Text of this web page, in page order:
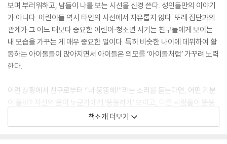
보며 부러워하고, 남들이 나를 보는 시선을 신경 쓴다. 성인들만의 이야기
가 아니다. 어린이들 역시 타인의 시선에서 자유롭지 않다. 또래 집단과의
관계가 그 어느 때보다 중요한 어린이·청소년 시기는 친구들에게 보이는
내 모습을 가꾸는 게 매우 중요한 일이다. 특히 비슷한 나이에 데뷔하여 활
동하는 아이돌들이 많아지면서 아이들은 외모를 ‘아이돌처럼’ 가꾸려 노력
한다.
이런 상황에서 친구로부터 “너 뚱뚱해!”라는 소리를 듣는다면, 어떤 기분
이 들까? 자신의 몸이 누군가에게 ‘뚱뚱하게’ 보이고, 다른 사람들이 뚱뚱
한 몸을 싫어한다는 것을 깨닫게 된 뒤로 스스로를 미워하고 부끄러워하기
시작한 한 소년의 이야기 『뚱뚱한 기분』이 출간되었다. 『뚱뚱한 기분』의 주
책소개 더보기